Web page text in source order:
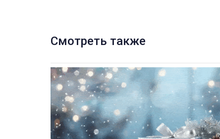
Смотреть также